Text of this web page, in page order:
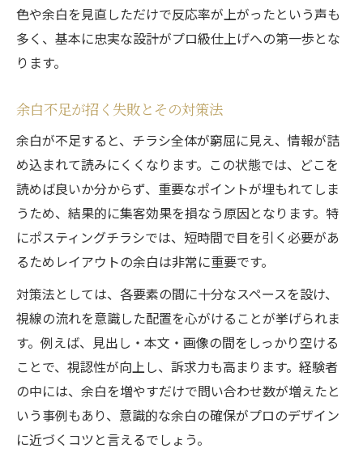
色や余白を見直しただけで反応率が上がったという声も
多く、基本に忠実な設計がプロ級仕上げへの第一歩とな
ります。
余白不足が招く失敗とその対策法
余白が不足すると、チラシ全体が窮屈に見え、情報が詰
め込まれて読みにくくなります。この状態では、どこを
読めば良いか分からず、重要なポイントが埋もれてしま
うため、結果的に集客効果を損なう原因となります。特
にポスティングチラシでは、短時間で目を引く必要があ
るためレイアウトの余白は非常に重要です。
対策法としては、各要素の間に十分なスペースを設け、
視線の流れを意識した配置を心がけることが挙げられま
す。例えば、見出し・本文・画像の間をしっかり空ける
ことで、視認性が向上し、訴求力も高まります。経験者
の中には、余白を増やすだけで問い合わせ数が増えたと
いう事例もあり、意識的な余白の確保がプロのデザイン
に近づくコツと言えるでしょう。